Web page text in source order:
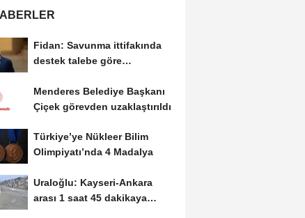
Fidan: Savunma ittifakında
destek talebe göre
Menderes Belediye Başkanı
Çiçek görevden uzaklaştırıldı
Türkiye’ye Nükleer Bilim
Olimpiyatı’nda 4 Madalya
Uraloğlu: Kayseri-Ankara
arası 1 saat 45 dakikaya